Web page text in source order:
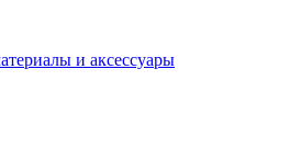
и аксессуары